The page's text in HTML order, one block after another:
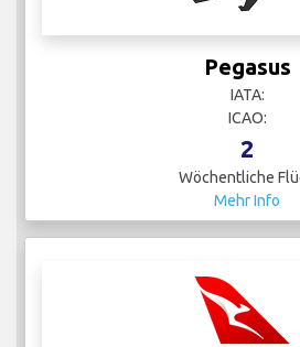
Pegasus
IATA:
ICAO:
2
Wöchentliche
Mehr Info